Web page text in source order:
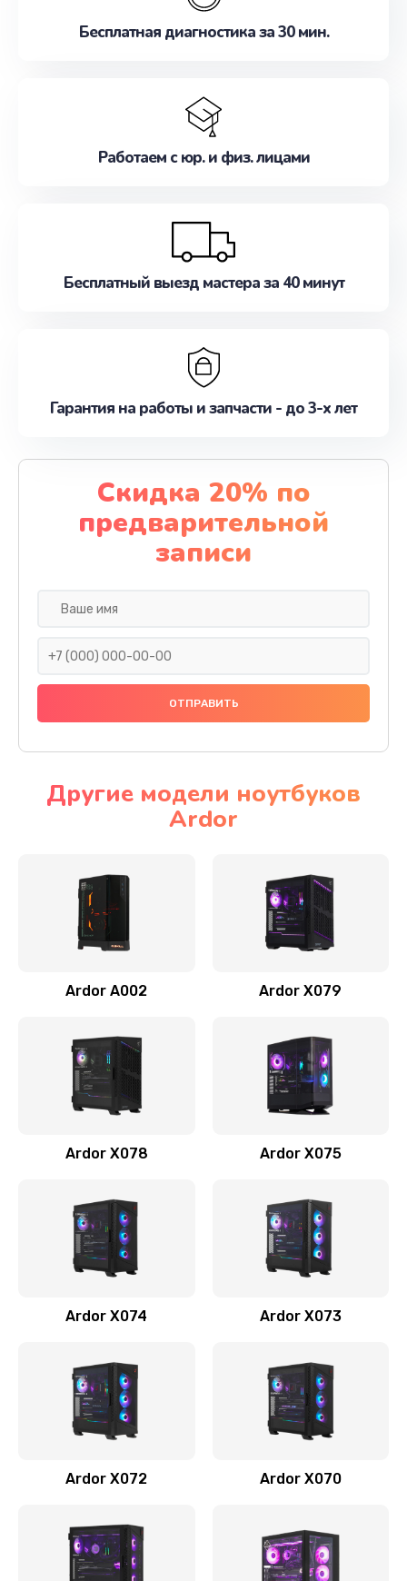
Бесплатная диагностика за 30 мин.
Работаем с юр. и физ. лицами
Бесплатный выезд мастера за 40 минут
Гарантия на работы и запчасти - до 3-х лет
Скидка 20% по
предварительной
записи
Другие модели ноутбуков
Ardor
Ardor A002 Ardor X079
Ardor X078 Ardor X075
Ardor X074 Ardor X073
Ardor X072 Ardor X070